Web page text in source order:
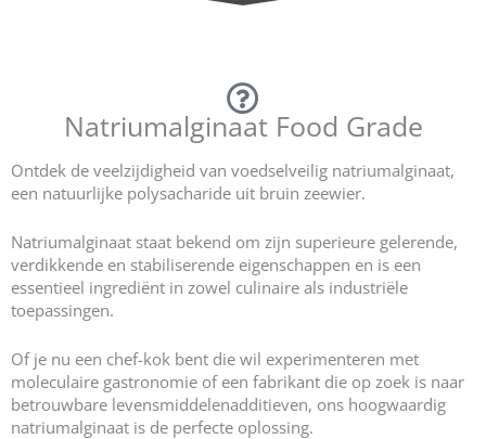
Natriumalginaat Food Grade
Ontdek de veelzijdigheid van voedselveilig natriumalginaat,
een natuurlijke polysacharide uit bruin zeewier.
Natriumalginaat staat bekend om zijn superieure gelerende,
verdikkende en stabiliserende eigenschappen en is een
essentieel ingrediënt in zowel culinaire als industriële
toepassingen.
Of je nu een chef-kok bent die wil experimenteren met
moleculaire gastronomie of een fabrikant die op zoek is naar
betrouwbare levensmiddelenadditieven, ons hoogwaardig
natriumalginaat is de perfecte oplossing.